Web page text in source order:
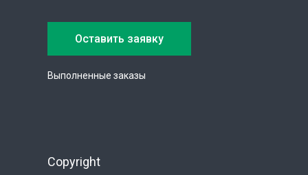
Оставить заявку
Выполненные заказы
Copyright